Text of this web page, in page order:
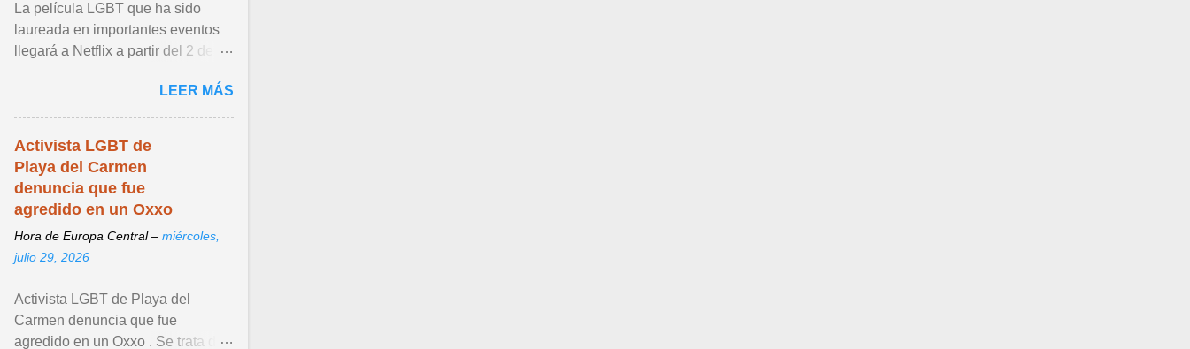
La película LGBT que ha sido
laureada en importantes eventos
llegará a Netflix a partir del 2 de
LEER MÁS
Activista LGBT de
Playa del Carmen
denuncia que fue
agredido en un Oxxo
Hora de Europa Central – miércoles,
julio 29, 2026
Activista LGBT de Playa del
Carmen denuncia que fue
agredido en un Oxxo . Se trata de